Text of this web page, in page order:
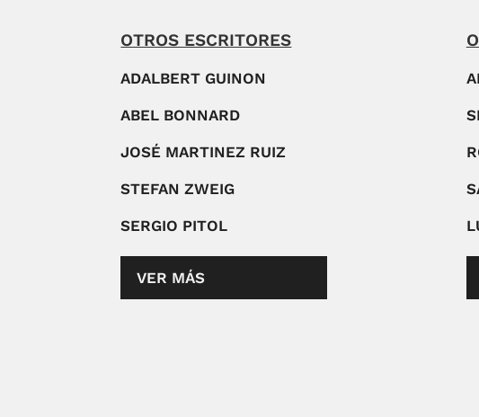
OTROS ESCRITORES
ADALBERT GUINON
ABEL BONNARD
JOSÉ MARTINEZ RUIZ
STEFAN ZWEIG
SERGIO PITOL
VER MÁS